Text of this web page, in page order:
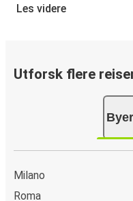
med FlixBus
komfortabel reise til
ditt favorittsete når du
inkluderer ett kolli
Castrovillari-
Les videre
Utforsk flere
Byer
Milano
Roma